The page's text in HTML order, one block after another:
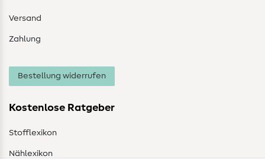
Versand
Zahlung
Bestellung widerrufen
Kostenlose Ratgeber
Stofflexikon
Nählexikon